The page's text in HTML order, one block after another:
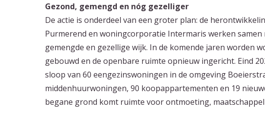
Gezond, gemengd en nóg gezelliger
De actie is onderdeel van een groter plan: de
Purmerend en woningcorporatie Intermaris werken samen
gemengde en gezellige wijk. In de komende jaren worden
gebouwd en de openbare ruimte opnieuw ingericht. Eind
sloop van 60 eengezinswoningen in de omgeving
middenhuurwoningen, 90 koopappartementen en 19
begane grond komt ruimte voor ontmoeting,